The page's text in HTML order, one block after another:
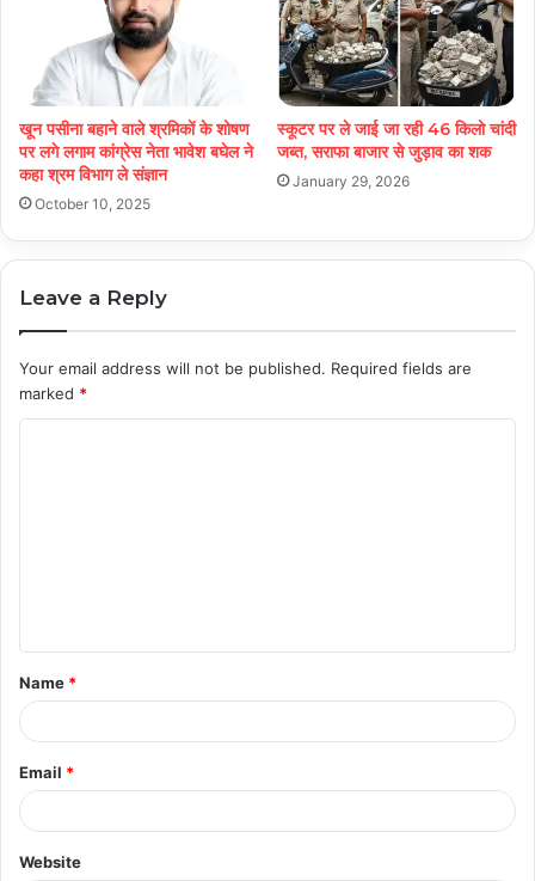
खून पसीना बहाने वाले श्रमिकों के शोषण
पर लगे लगाम कांग्रेस नेता भावेश बघेल ने
कहा श्रम विभाग ले संज्ञान
October 10, 2025
स्कूटर पर ले जाई जा रही 46 किलो चांदी
जब्त, सराफा बाजार से जुड़ाव का शक
January 29, 2026
Leave a Reply
Your email address will not be published. Required fields are
marked *
t
*
Name *
Email *
Website